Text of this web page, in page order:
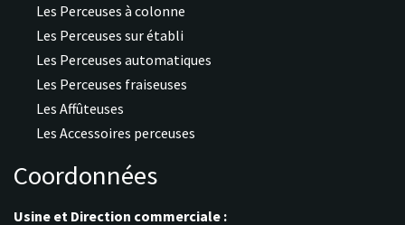
Les Perceuses à colonne
Les Perceuses sur établi
Les Perceuses automatiques
Les Perceuses fraiseuses
Les Affûteuses
Les Accessoires perceuses
Coordonnées
Usine et Direction commerciale :